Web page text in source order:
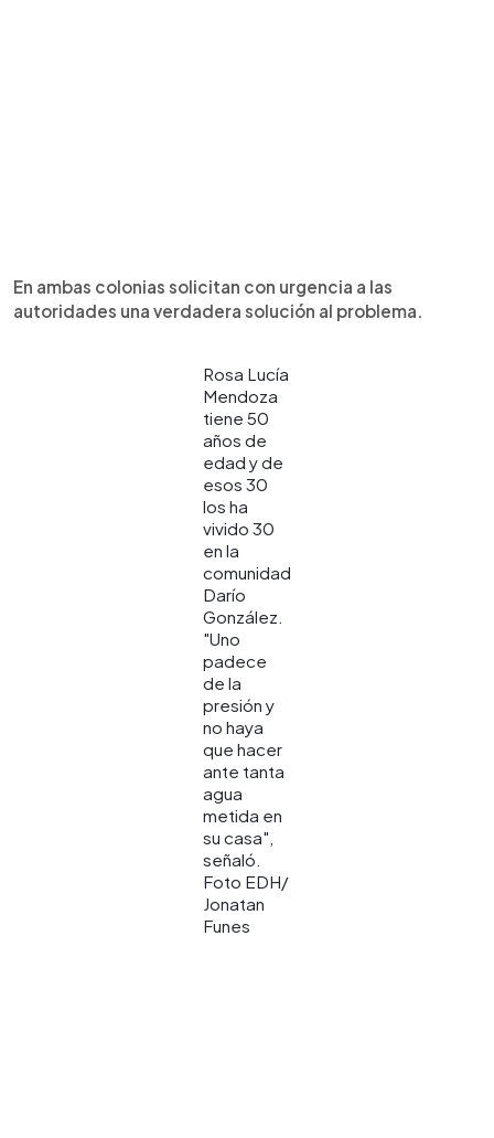
En ambas colonias solicitan con urgencia a las
autoridades una verdadera solución al problema.
Rosa Lucía
Mendoza
tiene 50
años de
edad y de
esos 30
los ha
vivido 30
en la
comunidad
Darío
González.
"Uno
padece
de la
presión y
no haya
que hacer
ante tanta
agua
metida en
su casa",
señaló.
Foto EDH/
Jonatan
Funes